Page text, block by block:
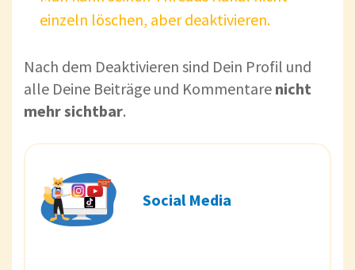
einzeln löschen, aber deaktivieren.
Nach dem Deaktivieren sind Dein Profil und
alle Deine Beiträge und Kommentare nicht
mehr sichtbar.
Social Media